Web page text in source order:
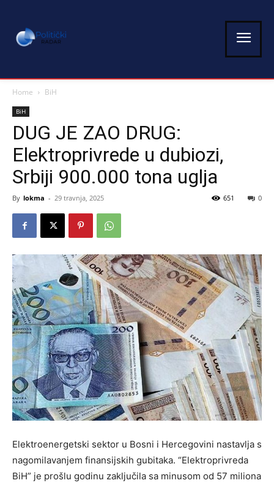
Home BiH
BiH
DUG JE ZAO DRUG:
Elektroprivrede u dubiozi,
Srbiji 900.000 tona uglja
By lokma - 29 travnja, 2025 0
651
Elektroenergetski sektor u Bosni i Hercegovini nastavlja s
nagomilavanjem finansijskih gubitaka. “Elektroprivreda
BiH” je prošlu godinu zaključila sa minusom od 57 miliona